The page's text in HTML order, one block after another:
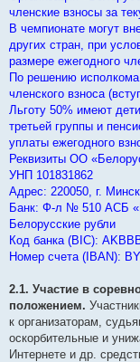
членские взносы за
В чемпионате могут
других стран, при
размере ежегодного
По решению
членского взноса
Льготу 50% имеют
третьей группы и
уплаты ежегодного
Реквизиты ОО
УНП 101831862
Адрес: 220050, г.
Банк: Ф-л № 510 АСБ
Белорусские рубли
Код банка (BIC):
Номер счета (IBAN):
2.1. Участие в
положением.
к организаторам,
оскорбительные и
Интернете и др.